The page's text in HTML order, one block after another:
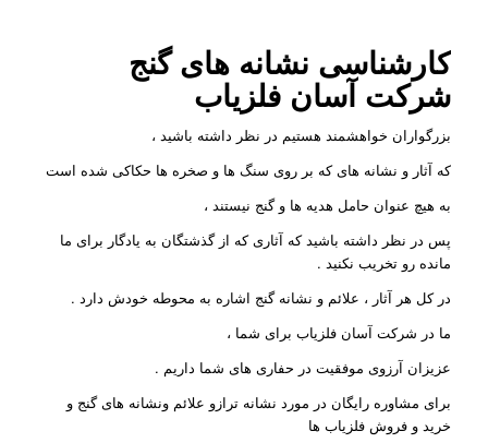
کارشناسی نشانه های گنج
شرکتآسان فلزیاب
بزرگواران خواهشمند هستیم در نظر داشته باشید ،
که آثار و نشانه های که بر روی سنگ ها و صخره ها حکاکی شده است
به هیچ عنوان حامل هدیه ها و گنج نیستند ،
پس در نظر داشته باشید که آثاری که از گذشتگان به یادگار برای ما
مانده رو تخریب نکنید .
در کل هر آثار ، علائم و نشانه گنج اشاره به محوطه خودش دارد .
ما در شرکت آسان فلزیاب برای شما ،
عزیزان آرزوی موفقیت در حفاری های شما داریم .
برای مشاوره رایگان در مورد نشانه ترازو علائم ونشانه های گنج و
خرید و فروش فلزیاب ها